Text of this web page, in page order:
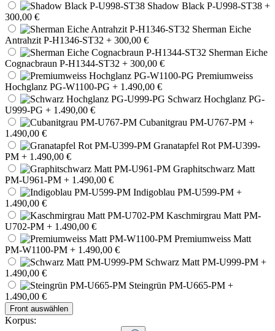
Shadow Black P-U998-ST38 +
300,00 €
Sherman Eiche
Antrahzit P-H1346-ST32 + 300,00 €
Sherman Eiche
Cognacbraun P-H1344-ST32 + 300,00 €
Premiumweiss
Hochglanz PG-W1100-PG + 1.490,00 €
Schwarz Hochglanz PG-
U999-PG + 1.490,00 €
Cubanitgrau PM-U767-PM +
1.490,00 €
Granatapfel Rot PM-U399-
PM + 1.490,00 €
Graphitschwarz Matt
PM-U961-PM + 1.490,00 €
Indigoblau PM-U599-PM +
1.490,00 €
Kaschmirgrau Matt PM-
U702-PM + 1.490,00 €
Premiumweiss Matt
PM-W1100-PM + 1.490,00 €
Schwarz Matt PM-U999-PM +
1.490,00 €
Steingrün PM-U665-PM +
1.490,00 €
Front auswählen
Korpus: